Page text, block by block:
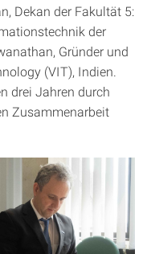
Dekan der Fakultät 5:
der
Gründer und
(VIT), Indien.
drei Jahren durch
Zusammenarbeit